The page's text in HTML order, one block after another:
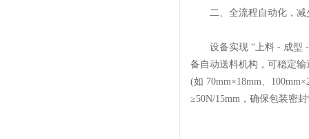
二、全流程自动化，减
设备实现 “上料 - 成型 -
备自动送料机构，可稳定
(如 70mm×18mm、
≥50N/15mm，确保包装密